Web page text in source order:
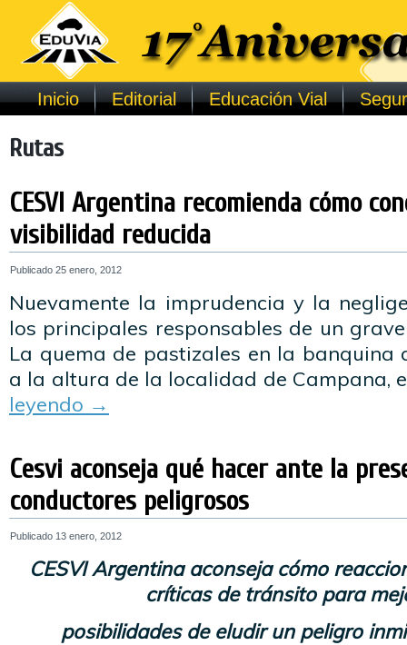
Inicio Editorial Educación Vial
Rutas
CESVI Argentina recomienda cómo
visibilidad reducida
Publicado 25 enero, 2012
Nuevamente la imprudencia y la
los principales responsables de un
La quema de pastizales en la banquina
a la altura de la localidad de Campana,
leyendo →
Cesvi aconseja qué hacer ante la
conductores peligrosos
Publicado 13 enero, 2012
CESVI Argentina aconseja cómo
críticas de tránsito para
posibilidades de eludir un peligro